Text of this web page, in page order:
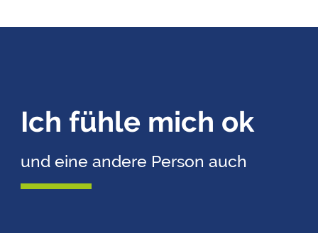
Ich fühle mich ok
und eine andere Person auch